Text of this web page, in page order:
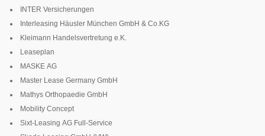
INTER Versicherungen
Interleasing Häusler München GmbH & Co.KG
Kleimann Handelsvertretung e.K.
Leaseplan
MASKE AG
Master Lease Germany GmbH
Mathys Orthopaedie GmbH
Mobility Concept
Sixt-Leasing AG Full-Service